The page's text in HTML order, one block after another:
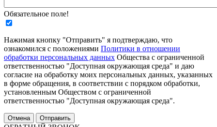
Обязательное поле!
Нажимая кнопку "Отправить" я подтверждаю, что
ознакомился с положениями Политики в отношении
обработки персональных данных Общества с ограниченной
ответственностью "Доступная окружающая среда" и даю
согласие на обработку моих персональных данных, указанных
в форме обращения, в соответствии с порядком обработки,
установленным Обществом с ограниченной
ответственностью "Доступная окружающая среда".